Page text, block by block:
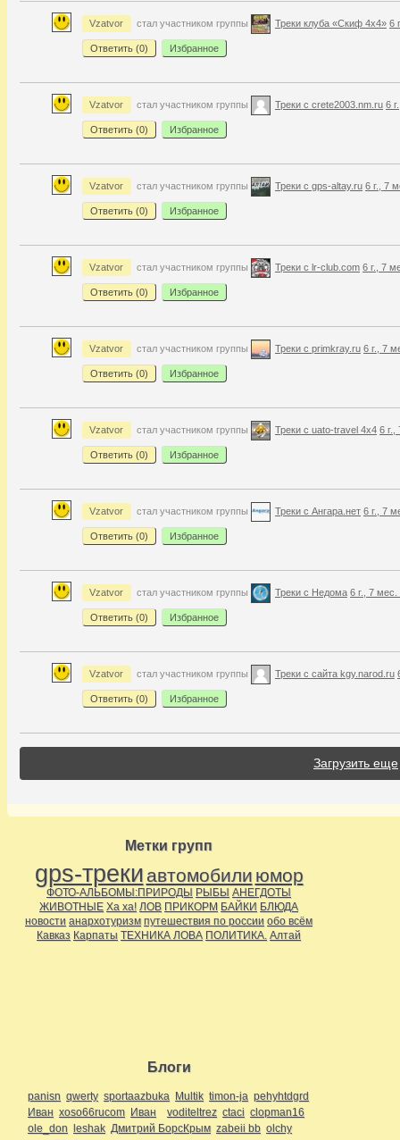
Vzatvor стал участником группы Треки клуба «Скиф 4х4» 6
Ответить (0) Избранное
Vzatvor стал участником группы Треки с crete2003.nm.ru 6
Ответить (0) Избранное
Vzatvor стал участником группы Треки с gps-altay.ru 6 г., 7
Ответить (0) Избранное
Vzatvor стал участником группы Треки с lr-club.com 6 г., 7
Ответить (0) Избранное
Vzatvor стал участником группы Треки с primkray.ru 6 г., 7
Ответить (0) Избранное
Vzatvor стал участником группы Треки с uato-travel 4x4 6 г.,
Ответить (0) Избранное
Vzatvor стал участником группы Треки с Ангара.нет 6 г., 7
Ответить (0) Избранное
Vzatvor стал участником группы Треки с Недома 6 г., 7 мес.
Ответить (0) Избранное
Vzatvor стал участником группы Треки с сайта kgy.narod.ru
Ответить (0) Избранное
Загрузить еще
Метки групп
gps-треки автомобили юмор
ФОТО-АЛЬБОМЫ:ПРИРОДЫ РЫБЫ АНЕГДОТЫ
ЖИВОТНЫЕ Ха ха! ЛОВ ПРИКОРМ БАЙКИ БЛЮДА
новости анархотуризм путешествия по россии обо всём
Кавказ Карпаты ТЕХНИКА ЛОВА ПОЛИТИКА. Алтай
Блоги
panisn qwerty sportaazbuka Multik timon-ja pehyhtdgrd
Иван xoso66rucom Иван voditeltrez ctaci clopman16
ole_don leshak Дмитрий БорсКрым zabeii bb olchy